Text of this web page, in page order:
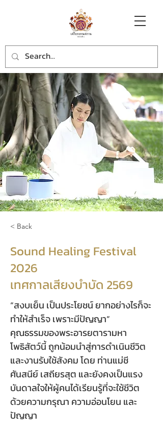
< Back
Sound Healing Festival
2026
เทศกาลเสียงบำบัด 2569
“สงบเย็น เป็นประโยชน์ ยากอย่างไรก็จะ
ทำให้สำเร็จ เพราะมีปัญญา”
คุณธรรมของพระอารยตารามหา
โพธิสัตว์นี้ ถูกน้อมนำสู่การดำเนินชีวิต
และงานรับใช้สังคม โดย ท่านแม่ชี
ศันสนีย์ เสถียรสุต และยังคงเป็นแรง
บันดาลใจให้ผู้คนได้เรียนรู้ที่จะใช้ชีวิต
ด้วยความกรุณา ความอ่อนโยน และ
ปัญญา